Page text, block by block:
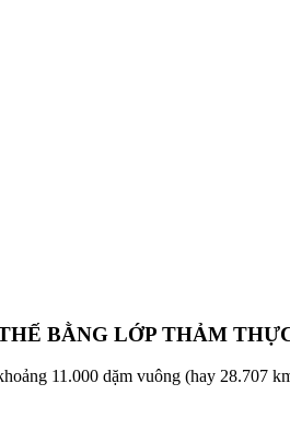
BẰNG LỚP THẢM
11.000 dặm vuông (hay 28.707